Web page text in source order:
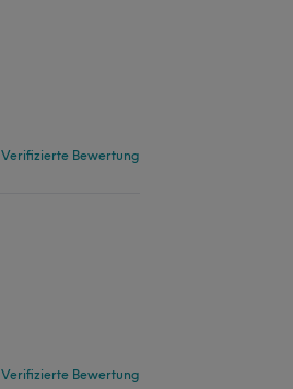
Verifizierte Bewertung
Verifizierte Bewertung